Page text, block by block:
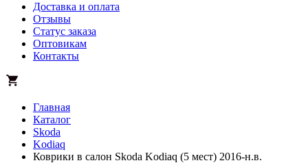
Доставка и оплата
Отзывы
Статус заказа
Оптовикам
Контакты
Главная
Каталог
Skoda
Kodiaq
Коврики в салон Skoda Kodiaq (5 мест) 2016-н.в.